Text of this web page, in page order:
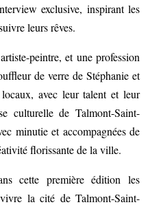
exclusive, inspirant les
leurs rêves.
peintre, et une profession
de verre de Stéphanie et
avec leur talent et leur
culturelle de Talmont-Saint-
minutie et accompagnées de
florissante de la ville.
cette première édition les
la cité de Talmont-Saint-